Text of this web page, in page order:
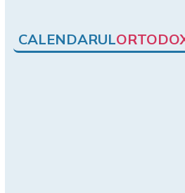
CALENDARUL